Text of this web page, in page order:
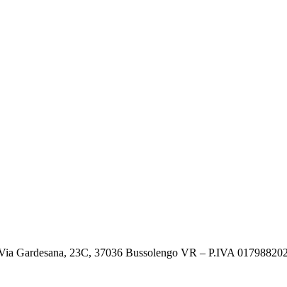
Gardesana, 23C, 37036 Bussolengo VR – P.IVA